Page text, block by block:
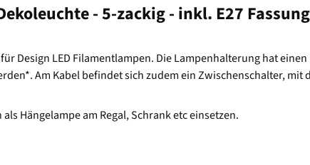
- 5-zackig - inkl. E27
Design LED Filamentlampen. Die Lampenhalterung hat einen
Am Kabel befindet sich zudem ein Zwischenschalter, mit
Hängelampe am Regal, Schrank etc einsetzen.